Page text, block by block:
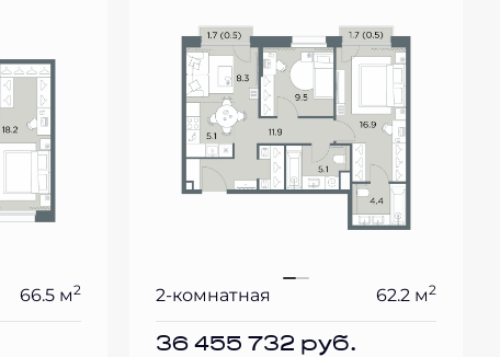
66.5 м2 2-комнатная 62.2 м2
36 455 732 руб.